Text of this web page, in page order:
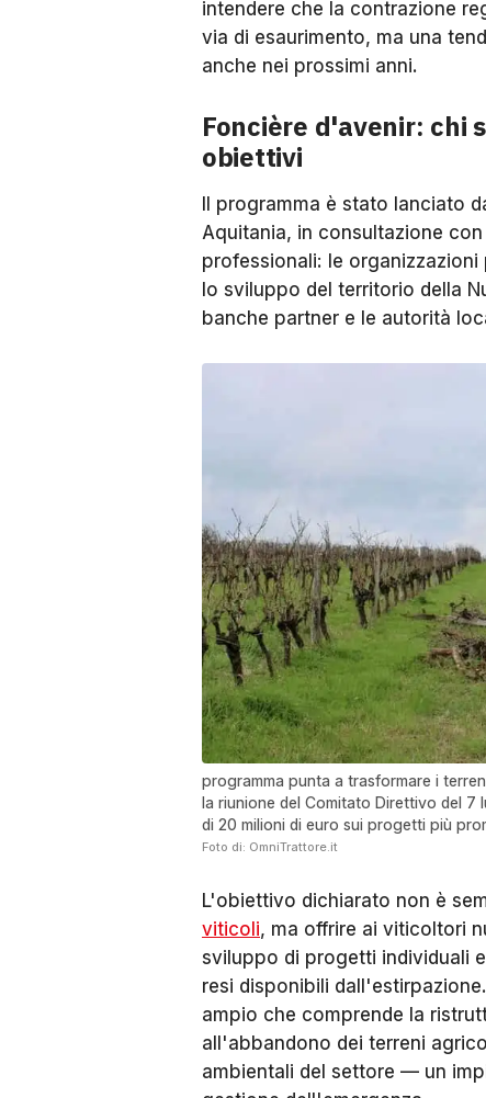
intendere che la contrazione
via di esaurimento, ma una
anche nei prossimi anni.
Foncière d'avenir: chi
obiettivi
Il programma è stato lanciato
Aquitania, in consultazione
professionali: le
lo sviluppo del territorio della
banche partner e le autorità
programma punta a trasformare i
la riunione del Comitato Direttivo del
di 20 milioni di euro sui progetti più
Foto di: OmniTrattore.it
L'obiettivo dichiarato non è
viticoli, ma offrire ai viticoltori
sviluppo di progetti individuali
resi disponibili
ampio che comprende la
all'abbandono dei terreni
ambientali del settore — un